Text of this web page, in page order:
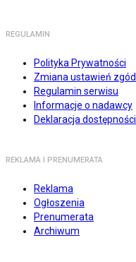
REGULAMIN
Polityka Prywatności
Zmiana ustawień zgód
Regulamin serwisu
Informacje o nadawcy
Deklaracja dostępności
REKLAMA I PRENUMERATA
Reklama
Ogłoszenia
Prenumerata
Archiwum